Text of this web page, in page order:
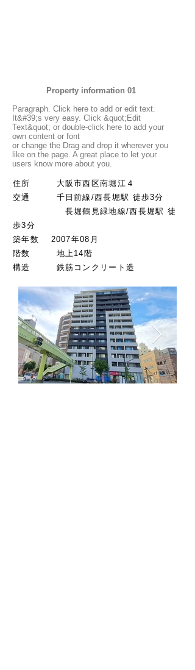
Property information 01
Paragraph. Click here to add or edit text.
It&#39;s very easy. Click &quot;Edit
Text&quot; or double-click here to add your
own content or font
or change the Drag and drop it wherever you
like on the page. A great place to let your
users know more about you.
​住所 大阪市西区南堀江４
交通 千日前線/西長堀駅 徒歩3分
長堀鶴見緑地線/西長堀駅 徒
歩3分
築年数 2007年08月
階数 地上14階
​構造 鉄筋コンクリート造